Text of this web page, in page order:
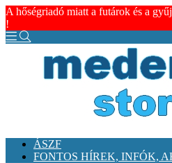
A hőségriadó miatt a futárok és a
!
ÁSZF
FONTOS HÍREK, INFÓK,